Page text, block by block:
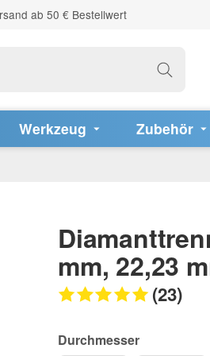
ab 50 € Bestellwert
Werkzeug Zubehör
mm, 22,23
(23)
Durchmesser